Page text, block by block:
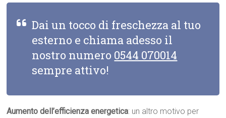
Dai un tocco di freschezza al tuo
esterno e chiama adesso il
nostro numero 0544 070014
sempre attivo!
Aumento dell’efficienza energetica: un altro motivo per